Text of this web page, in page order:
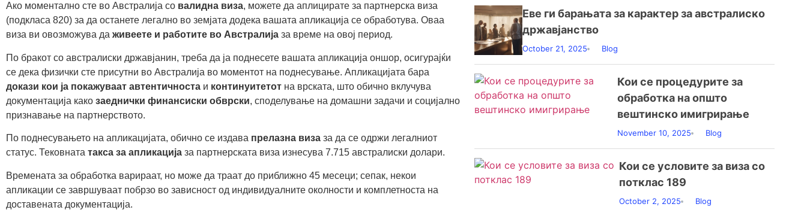
Ако моментално сте во Австралија со валидна виза, можете да аплицирате за партнерска виза
(подкласа 820) за да останете легално во земјата додека вашата апликација се обработува. Оваа
виза ви овозможува да живеете и работите во Австралија за време на овој период.
По бракот со австралиски државјанин, треба да ја поднесете вашата апликација оншор, осигурајќи
се дека физички сте присутни во Австралија во моментот на поднесување. Апликацијата бара
докази кои ја покажуваат автентичноста и континуитетот на врската, што обично вклучува
документација како заеднички финансиски обврски, споделување на домашни задачи и социјално
признавање на партнерството.
По поднесувањето на апликацијата, обично се издава прелазна виза за да се одржи легалниот
статус. Тековната такса за апликација за партнерската виза изнесува 7.715 австралиски долари.
Времената за обработка варираат, но може да траат до приближно 45 месеци; сепак, некои
апликации се завршуваат побрзо во зависност од индивидуалните околности и комплетноста на
доставената документација.
Еве ги барањата за карактер за австралиско
државјанство
October 21, 2025 Blog
Кои се процедурите за
обработка на општо
вештинско имигрирање
November 10, 2025 Blog
Кои се условите за виза со
потклас 189
October 2, 2025 Blog